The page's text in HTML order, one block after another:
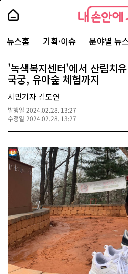
본
로
가
내
손
안
에
서
울
-
서
울
시
대
표
소
통
포
내
손
에
울
주
요
서
뉴스홈 기획·이슈 분야별 뉴
'녹색복지센터'에서 산림치
국궁, 유아숲 체험까지
시민기자 김도연
발행일 2024.02.28. 13:27
수정일 2024.02.28. 13:27
페
상
단
로